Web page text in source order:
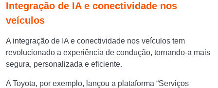
Integração de IA e conectividade nos
veículos
A integração de IA e conectividade nos veículos tem
revolucionado a experiência de condução, tornando-a mais
segura, personalizada e eficiente.
A Toyota, por exemplo, lançou a plataforma “Serviços